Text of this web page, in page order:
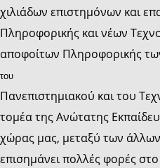
χιλιάδων επιστημόνων και
Πληροφορικής και νέων
αποφοίτων Πληροφορικής
του
Πανεπιστημιακού και του
τομέα της Ανώτατης
χώρας μας, μεταξύ των
επισημάνει πολλές φορές